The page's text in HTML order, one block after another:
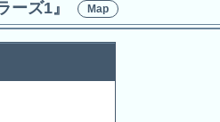
ズ1』 Map